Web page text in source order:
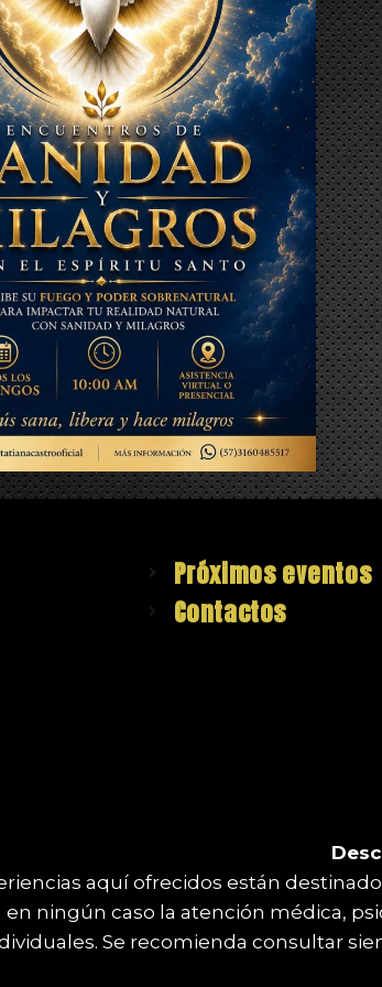
Próximos eventos
Contactos
aquí ofrecidos están
ningún caso la atención médica,
Se recomienda consultar